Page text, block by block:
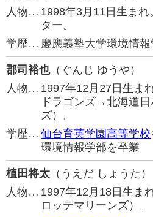
人物… 1998年3月11日生ま
ター。
学歴… 慶應義塾大学環境情
郡司裕也（ぐんじ ゆうや）
人物… 1997年12月27日生ま
ドラゴンズ→北海道
ズ）。
学歴… 仙台育英学園高等学校
環境情報学部を卒業
植田将太 （うえだ しょうた）
人物… 1997年12月18日生ま
ロッテマリーンズ）。